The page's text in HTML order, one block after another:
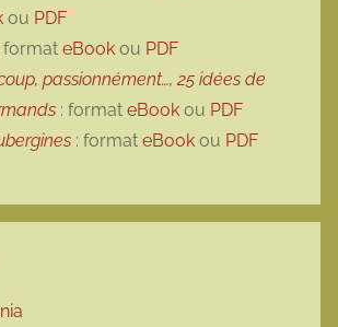
ou PDF
format eBook ou PDF
passionnément…, 25 idées de
: format eBook ou PDF
: format eBook ou PDF